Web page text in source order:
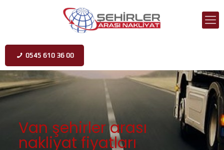
0545 610 36 00
Van şehirler arası
nakliyat fiyatları